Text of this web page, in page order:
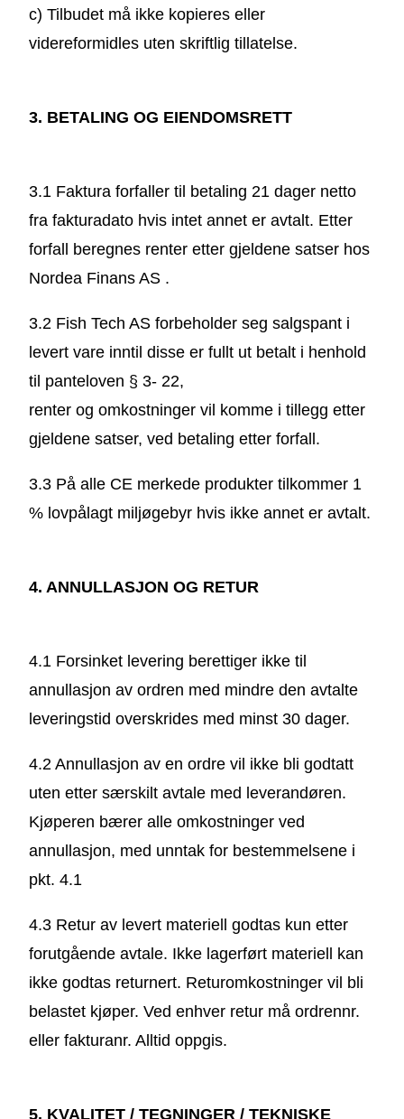
c) Tilbudet må ikke kopieres eller
videreformidles uten skriftlig tillatelse.
3. BETALING OG EIENDOMSRETT
3.1 Faktura forfaller til betaling 21 dager netto
fra fakturadato hvis intet annet er avtalt. Etter
forfall beregnes renter etter gjeldene satser hos
Nordea Finans AS .
3.2 Fish Tech AS forbeholder seg salgspant i
levert vare inntil disse er fullt ut betalt i henhold
til panteloven § 3- 22,
renter og omkostninger vil komme i tillegg etter
gjeldene satser, ved betaling etter forfall.
3.3 På alle CE merkede produkter tilkommer 1
% lovpålagt miljøgebyr hvis ikke annet er avtalt.
4. ANNULLASJON OG RETUR
4.1 Forsinket levering berettiger ikke til
annullasjon av ordren med mindre den avtalte
leveringstid overskrides med minst 30 dager.
4.2 Annullasjon av en ordre vil ikke bli godtatt
uten etter særskilt avtale med leverandøren.
Kjøperen bærer alle omkostninger ved
annullasjon, med unntak for bestemmelsene i
pkt. 4.1
4.3 Retur av levert materiell godtas kun etter
forutgående avtale. Ikke lagerført materiell kan
ikke godtas returnert. Returomkostninger vil bli
belastet kjøper. Ved enhver retur må ordrennr.
eller fakturanr. Alltid oppgis.
5. KVALITET / TEGNINGER / TEKNISKE